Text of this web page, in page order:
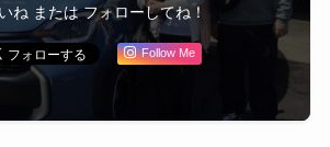
ね または フォローしてね！
Follow Me